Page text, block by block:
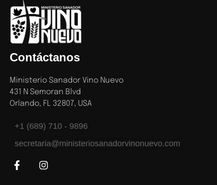
Contáctanos
Ministerio Sanador Vino Nuevo
431 N Semoran Blvd
Orlando, FL 32807, USA
+1 (689) 710 - 9896
secretaria@ministeriosanadorvinonuevo.com